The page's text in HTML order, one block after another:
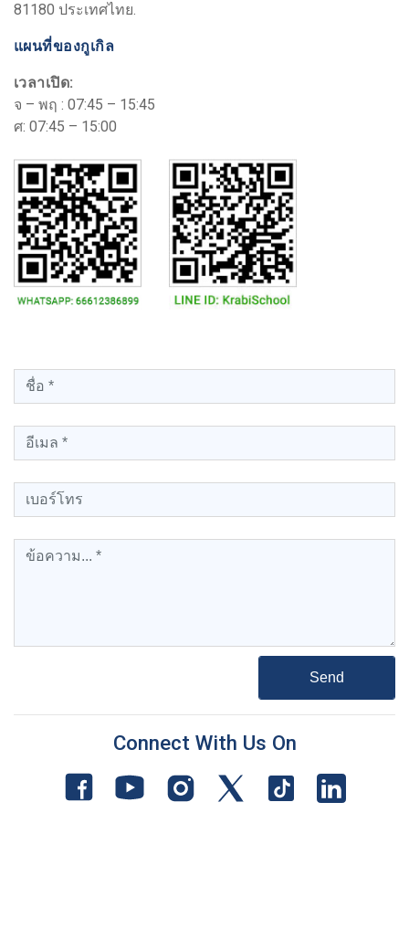
81180 ประเทศไทย.
แผนที่ของกูเกิล
เวลาเปิด:
จ – พฤ : 07:45 – 15:45
ศ: 07:45 – 15:00
Connect With Us On